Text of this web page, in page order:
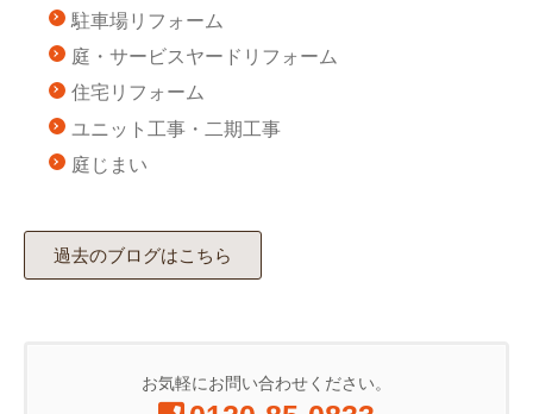
駐車場リフォーム
庭・サービスヤードリフォーム
住宅リフォーム
ユニット工事・二期工事
庭じまい
過去のブログはこちら
お気軽にお問い合わせください。